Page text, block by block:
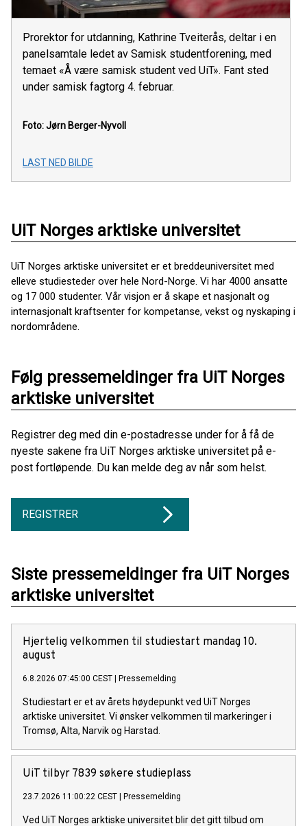
Prorektor for utdanning, Kathrine Tveiterås, deltar i en
panelsamtale ledet av Samisk studentforening, med
temaet «Å være samisk student ved UiT». Fant sted
under samisk fagtorg 4. februar.
Foto: Jørn Berger-Nyvoll
LAST NED BILDE
UiT Norges arktiske universitet
UiT Norges arktiske universitet er et breddeuniversitet med
elleve studiesteder over hele Nord-Norge. Vi har 4000 ansatte
og 17 000 studenter. Vår visjon er å skape et nasjonalt og
internasjonalt kraftsenter for kompetanse, vekst og nyskaping i
nordområdene.
Følg pressemeldinger fra UiT Norges
arktiske universitet
Registrer deg med din e-postadresse under for å få de
nyeste sakene fra UiT Norges arktiske universitet på e-
post fortløpende. Du kan melde deg av når som helst.
REGISTRER
Siste pressemeldinger fra UiT Norges
arktiske universitet
Hjertelig velkommen til studiestart mandag 10.
august
6.8.2026 07:45:00 CEST Pressemelding
Studiestart er et av årets høydepunkt ved UiT Norges
arktiske universitet. Vi ønsker velkommen til markeringer i
Tromsø, Alta, Narvik og Harstad.
UiT tilbyr 7839 søkere studieplass
23.7.2026 11:00:22 CEST Pressemelding
Ved UiT Norges arktiske universitet blir det gitt tilbud om